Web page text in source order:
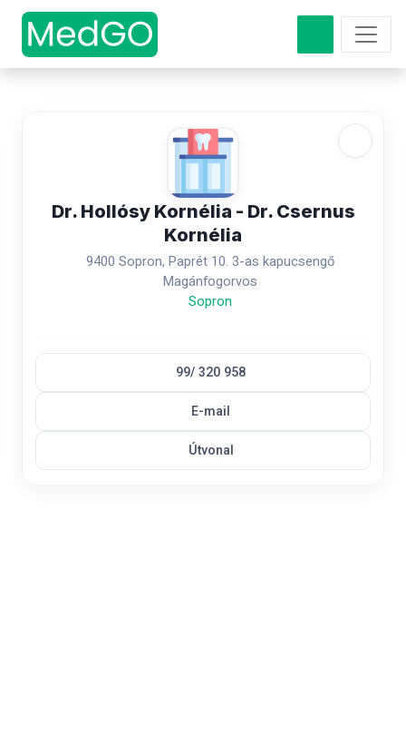
Dr. Hollósy Kornélia - Dr. Csernus
Kornélia
9400 Sopron, Paprét 10. 3-as kapucsengő
Magánfogorvos
Sopron
99/ 320 958
E-mail
Útvonal